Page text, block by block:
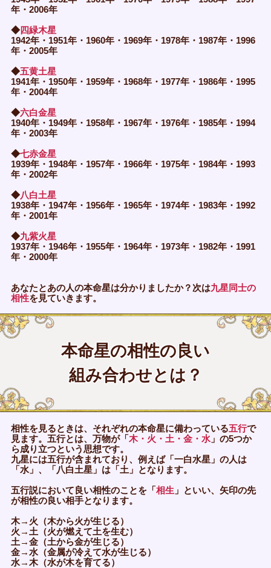
年・2006年
◆四緑木星
1942年・1951年・1960年・1969年・1978年・1987年・1996
年・2005年
◆五黄土星
1941年・1950年・1959年・1968年・1977年・1986年・1995
年・2004年
◆六白金星
1940年・1949年・1958年・1967年・1976年・1985年・1994
年・2003年
◆七赤金星
1939年・1948年・1957年・1966年・1975年・1984年・1993
年・2002年
◆八白土星
1938年・1947年・1956年・1965年・1974年・1983年・1992
年・2001年
◆九紫火星
1937年・1946年・1955年・1964年・1973年・1982年・1991
年・2000年
あなたとあの人の本命星は分かりましたか？次は九星同士の
相性を見ていきます。
本命星の相性の良い
組み合わせとは？
相性を見るときは、それぞれの本命星に備わっている五行で
見ます。五行とは、万物が「木・火・土・金・水」の5つか
ら成り立つという思想です。
九星には五行が含まれており、例えば「一白水星」の人は
「水」、「八白土星」は「土」となります。
五行説において良い相性のことを「相生 」といい、矢印の先
が相性の良い相手となります。
木→火（木から火が生じる）
火→土（火が燃えて土を生む）
土→金（土から金が生じる）
金→水（金属が冷えて水が生じる）
水→木（水が木を育てる）